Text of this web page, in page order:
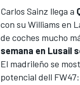
Carlos Sainz llega a
con su Williams en
de coches mucho
semana en Lusail
El madrileño se
potencial dell